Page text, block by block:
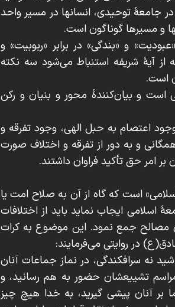
جامعۀ توحیدی، انسانها در مسیر واحد
و مسیرها گوناگون است.
و «بندگی» در برابر «ربوبیت» و
آیۀ شریفه استنباط می‌شود سه نکته
است و بیان‌کنندۀ محور و بنیان و رکن
اعتصام به حبل الهی، وجود تفرقه و
و به دور از تفرقه و اختلاف صورت
حق تأکید فراوان داشتند.
است که گاه از آن به صلاح امت یا
ایجاب نماید باید از اختلافات
مصالح جمع نمود. این موضوع به کرات
در روایتی می‌فرمایند:
نه سرافکندگی، در نماز جماعات آنان
تشییعشان حضور به هم رسانید، و
بر آنان پیشی گیرید، به خدا هیچ چیز